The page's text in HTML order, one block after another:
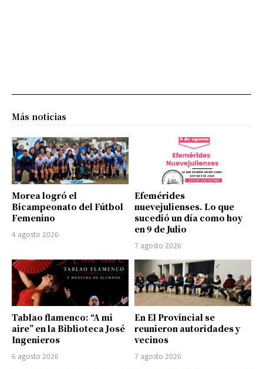
Más noticias
Morea logró el
Bicampeonato del Fútbol
Femenino
4 agosto 2026
Efemérides
nuevejulienses. Lo que
sucedió un día como hoy
en 9 de Julio
7 agosto 2026
Tablao flamenco: “A mi
aire” en la Biblioteca José
Ingenieros
6 agosto 2026
En El Provincial se
reunieron autoridades y
vecinos
7 agosto 2026